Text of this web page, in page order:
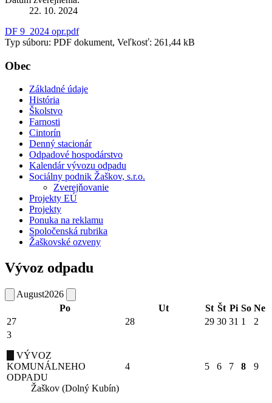
22. 10. 2024
DF 9_2024 opr.pdf
Typ súboru: PDF dokument, Veľkosť: 261,44 kB
Obec
Základné údaje
História
Školstvo
Farnosti
Cintorín
Denný stacionár
Odpadové hospodárstvo
Kalendár vývozu odpadu
Sociálny podnik Žaškov, s.r.o.
Zverejňovanie
Projekty EÚ
Projekty
Ponuka na reklamu
Spoločenská rubrika
Žaškovské ozveny
Vývoz odpadu
August2026
Po
Ut St Št Pi So Ne
27
28 29 30 31 1
2
3
VÝVOZ
KOMUNÁLNEHO
ODPADU
Žaškov (Dolný Kubín)
4 5 6 7 8 9